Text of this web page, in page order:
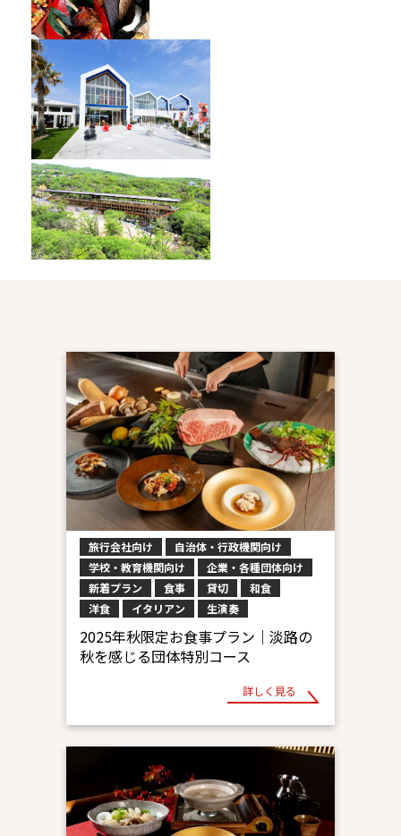
旅行会社向け
自治体・行政機関向け
学校・教育機関向け
企業・各種団体向け
新着プラン
食事 貸切
和食
洋食
イタリアン 生演奏
2025年秋限定お食事プラン｜淡路の
秋を感じる団体特別コース
詳しく見る